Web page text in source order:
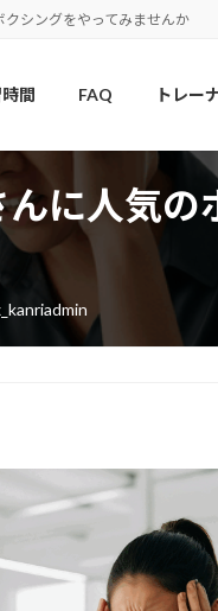
シングをやってみませんか
間 FAQ トレー
に人気の